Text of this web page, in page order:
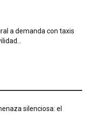
a demanda con taxis
silenciosa: el